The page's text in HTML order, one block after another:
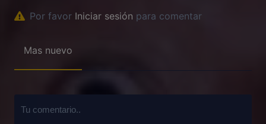
Por favor Iniciar sesión para comentar
Mas nuevo